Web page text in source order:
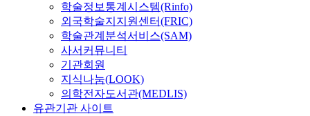
학술정보통계시스템(Rinfo)
외국학술지지원센터(FRIC)
학술관계분석서비스(SAM)
사서커뮤니티
기관회원
지식나눔(LOOK)
의학전자도서관(MEDLIS)
유관기관 사이트